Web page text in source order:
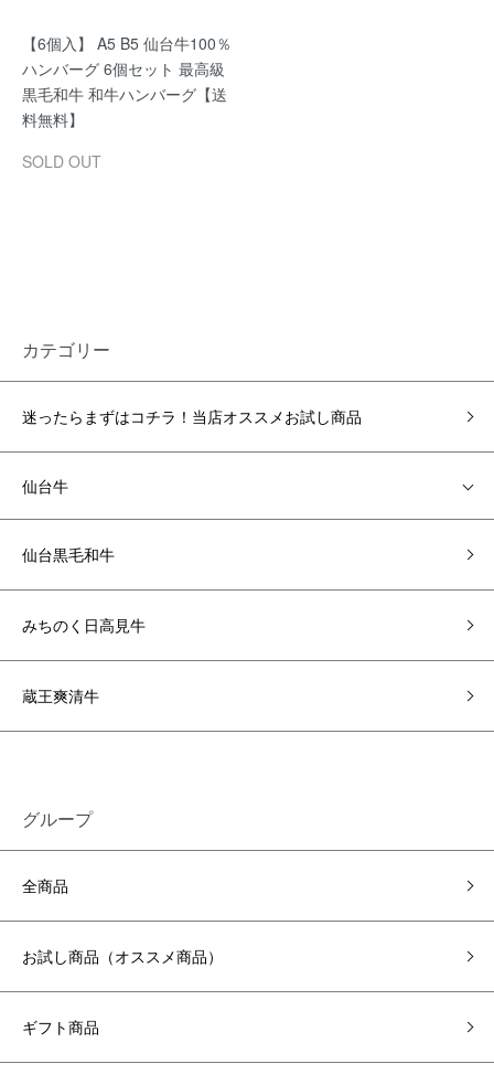
【6個入】 A5 B5 仙台牛100％
ハンバーグ 6個セット 最高級
黒毛和牛 和牛ハンバーグ【送
料無料】
SOLD OUT
カテゴリー
迷ったらまずはコチラ！当店オススメお試し商品
仙台牛
仙台黒毛和牛
みちのく日高見牛
蔵王爽清牛
グループ
全商品
お試し商品（オススメ商品）
ギフト商品